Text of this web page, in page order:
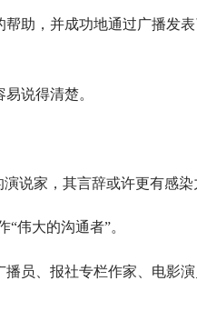
助，并成功地通过广播发
说得清楚。
说家，其言辞或许更有感染
伟大的沟通者”。
员、报社专栏作家、电影